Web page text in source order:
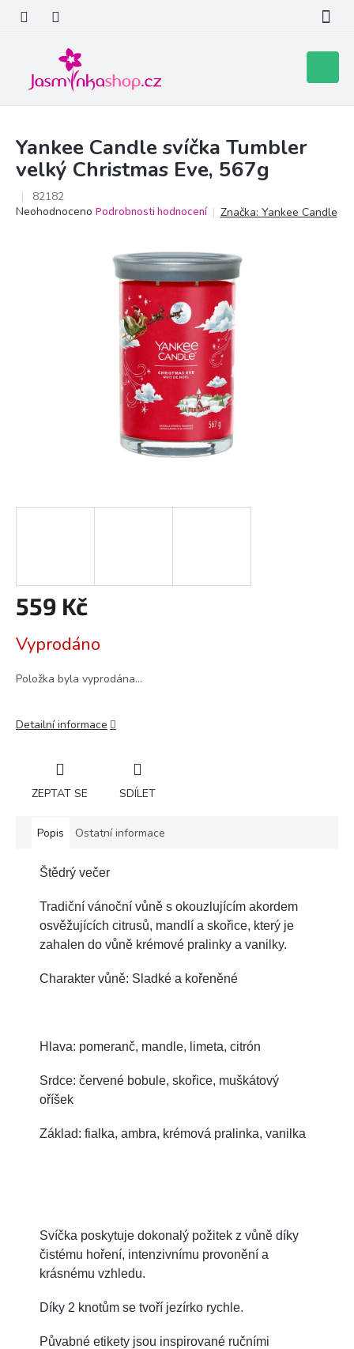
obsah
košík
Yankee Candle svíčka Tumbler
velký Christmas Eve, 567g
82182
Průměrné
Neohodnoceno Podrobnosti hodnocení Značka: Yankee Candle
559 Kč
cena:
Vyprodáno
Položka byla vyprodána…
Detailní informace
ZEPTAT SE SDÍLET
Popis Ostatní informace
Štědrý večer
Tradiční vánoční vůně s okouzlujícím akordem
osvěžujících citrusů, mandlí a skořice, který je
zahalen do vůně krémové pralinky a vanilky.
Charakter vůně: Sladké a kořeněné
Hlava: pomeranč, mandle, limeta, citrón
Srdce: červené bobule, skořice, muškátový
oříšek
Základ: fialka, ambra, krémová pralinka, vanilka
Svíčka poskytuje dokonalý požitek z vůně díky
čistému hoření, intenzivnímu provonění a
krásnému vzhledu.
Díky 2 knotům se tvoří jezírko rychle.
Půvabné etikety jsou inspirované ručními